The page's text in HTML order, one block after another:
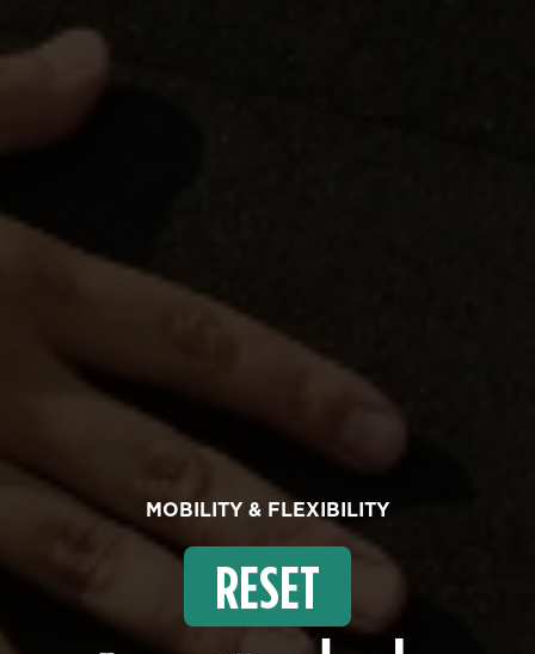
MOBILITY & FLEXIBILITY
RESET